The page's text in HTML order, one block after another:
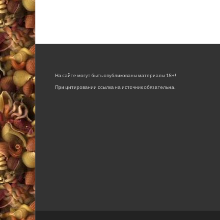
На сайте могут быть опубликованы материалы 18+!
При цитировании ссылка на источник обязательна.